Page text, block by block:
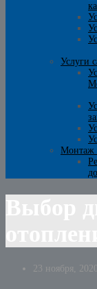
Услуги
Монтаж
23 ноября, 2020